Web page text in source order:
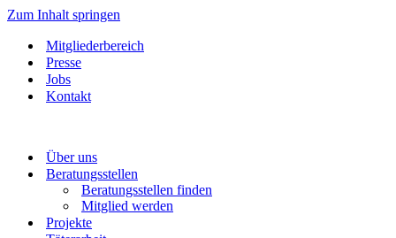
Zum Inhalt springen
Mitgliederbereich
Presse
Jobs
Kontakt
Über uns
Beratungsstellen
Beratungsstellen finden
Mitglied werden
Projekte